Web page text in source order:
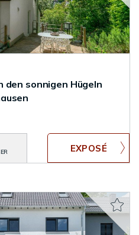
den sonnigen Hügeln